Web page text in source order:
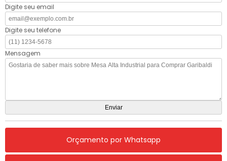
Digite seu email
Digite seu telefone
Mensagem
Orçamento por Whatsapp